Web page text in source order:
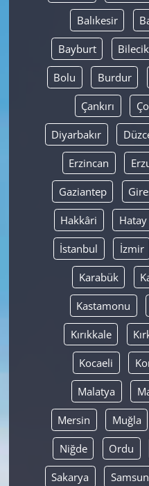
Balıkesir
Bayburt Bilecik
Bolu Burdur
Çankırı
Diyarbakır
Erzincan
Gaziantep
Hakkâri Hatay
İstanbul İzmir
Karabük
Kastamonu
Kırıkkale
Kocaeli
Malatya
Mersin Muğla
Niğde Ordu
Sakarya Samsun